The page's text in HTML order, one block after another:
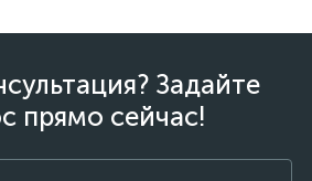
Задайте
прямо сейчас!